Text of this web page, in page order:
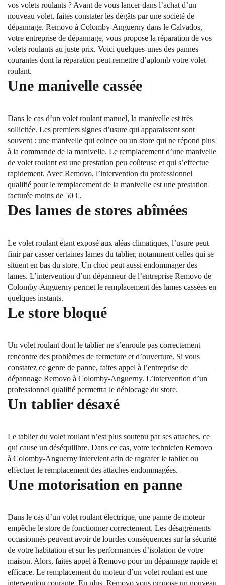
vos volets roulants ? Avant de vous lancer dans l’achat d’un
nouveau volet, faites constater les dégâts par une société de
dépannage. Removo à Colomby-Anguerny dans le Calvados,
votre entreprise de dépannage, vous propose la réparation de vos
volets roulants au juste prix. Voici quelques-unes des pannes
courantes dont la réparation peut remettre d’aplomb votre volet
roulant.
Une manivelle cassée
Dans le cas d’un volet roulant manuel, la manivelle est très
sollicitée. Les premiers signes d’usure qui apparaissent sont
souvent : une manivelle qui coince ou un store qui ne répond plus
à la commande de la manivelle. Le remplacement d’une manivelle
de volet roulant est une prestation peu coûteuse et qui s’effectue
rapidement. Avec Removo, l’intervention du professionnel
qualifié pour le remplacement de la manivelle est une prestation
facturée moins de 50 €.
Des lames de stores abîmées
Le volet roulant étant exposé aux aléas climatiques, l’usure peut
finir par casser certaines lames du tablier, notamment celles qui se
situent en bas du store. Un choc peut aussi endommager des
lames. L’intervention d’un dépanneur de l’entreprise Removo de
Colomby-Anguerny permet le remplacement des lames cassées en
quelques instants.
Le store bloqué
Un volet roulant dont le tablier ne s’enroule pas correctement
rencontre des problèmes de fermeture et d’ouverture. Si vous
constatez ce genre de panne, faites appel à l’entreprise de
dépannage Removo à Colomby-Anguerny. L’intervention d’un
professionnel qualifié permettra le déblocage du store.
Un tablier désaxé
Le tablier du volet roulant n’est plus soutenu par ses attaches, ce
qui cause un déséquilibre. Dans ce cas, votre technicien Removo
à Colomby-Anguerny intervient afin de ragrafer le tablier ou
effectuer le remplacement des attaches endommagées.
Une motorisation en panne
Dans le cas d’un volet roulant électrique, une panne de moteur
empêche le store de fonctionner correctement. Les désagréments
occasionnés peuvent avoir de lourdes conséquences sur la sécurité
de votre habitation et sur les performances d’isolation de votre
maison. Alors, faites appel à Removo pour un dépannage rapide et
efficace. Le remplacement du moteur d’un volet roulant est une
intervention courante. En plus, Removo vous propose un nouveau